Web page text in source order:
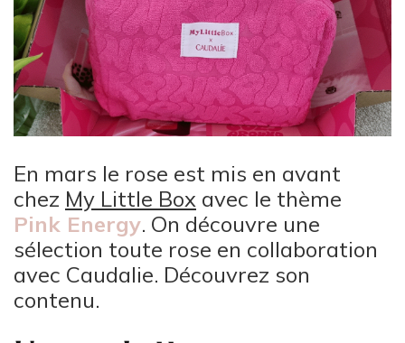
En mars le rose est mis en avant
chez My Little Box avec le thème
Pink Energy. On découvre une
sélection toute rose en collaboration
avec Caudalie. Découvrez son
contenu.